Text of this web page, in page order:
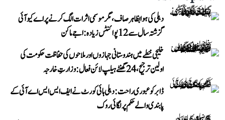
دہلی کی ہوا بظاہر صاف، مگر موسمی اثرات الگ کرنے پر اے کیو آئی
گزشتہ سال سے 12 پوائنٹس زیادہ: اجے ماکن
خلیجی خطے میں ہندوستانی جہازوں اور ملاحوں کی حفاظت حکومت کی
اولین ترجیح، 24 گھنٹے ہیلپ لائن فعال: وزارتِ خارجہ
ڈابر کو عبوری راحت: دہلی ہائی کورٹ نے ایف ایس ایس اے آئی کے
پابندی والے حکم پر لگائی روک